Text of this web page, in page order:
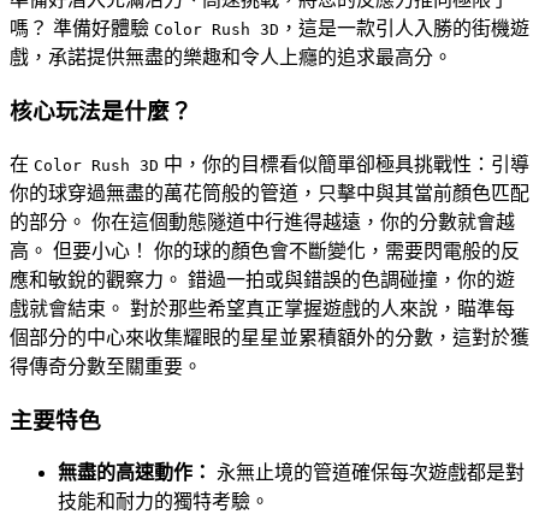
嗎？ 準備好體驗 Color Rush 3D ，這是一款引人入勝的街機遊
戲，承諾提供無盡的樂趣和令人上癮的追求最高分。
核心玩法是什麼？
在 Color Rush 3D 中，你的目標看似簡單卻極具挑戰性：引導
你的球穿過無盡的萬花筒般的管道，只擊中與其當前顏色匹配
的部分。 你在這個動態隧道中行進得越遠，你的分數就會越
高。 但要小心！ 你的球的顏色會不斷變化，需要閃電般的反
應和敏銳的觀察力。 錯過一拍或與錯誤的色調碰撞，你的遊
戲就會結束。 對於那些希望真正掌握遊戲的人來說，瞄準每
個部分的中心來收集耀眼的星星並累積額外的分數，這對於獲
得傳奇分數至關重要。
主要特色
無盡的高速動作： 永無止境的管道確保每次遊戲都是對
技能和耐力的獨特考驗。